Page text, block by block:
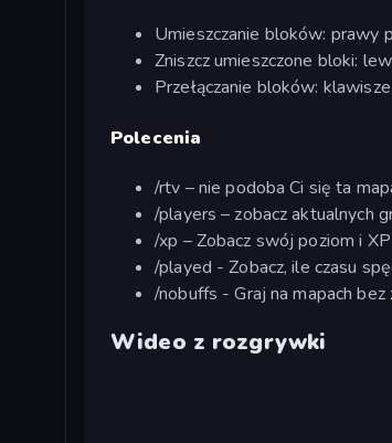
Umieszczanie bloków: prawy
Zniszcz umieszczone bloki:
Przełączanie bloków:
Polecenia
/rtv – nie podoba Ci się ta
/players – zobacz aktualnych
/xp – Zobacz swój poziom i XP
/played - Zobacz, ile czasu
/nobuffs - Graj na mapach
Wideo z rozgrywki